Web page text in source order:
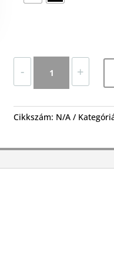
-
mennyiség
+
Cikkszám: N/A